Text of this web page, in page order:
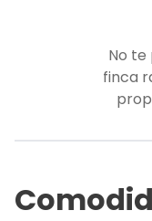
No te
finca